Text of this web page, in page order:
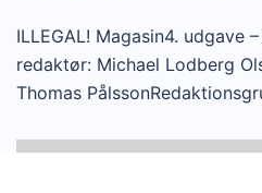
ILLEGAL! Magasin4. udgave
redaktør: Michael Lodberg
Thomas